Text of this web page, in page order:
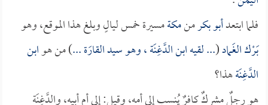
فلما ابتعدأبو بكرمنمكةمسيرة خمس ليالٍ وبلغ هذا الموقع، وهو
بَرْك الغَماد(... لقيهابن الدَّغِنَة، وهو سيد القارَة ...) من هوابن
الدَّغِنَةهذا؟